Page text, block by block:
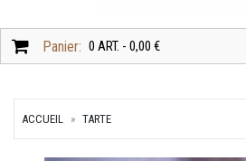
Panier: 0 ART. - 0,00 €
ACCUEIL TARTE